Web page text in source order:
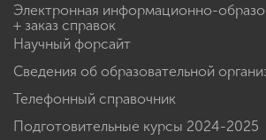
Электронная информационно-
+ заказ справок
Научный форсайт
Сведения об образовательной
Телефонный справочник
Подготовительные курсы 2024-2025